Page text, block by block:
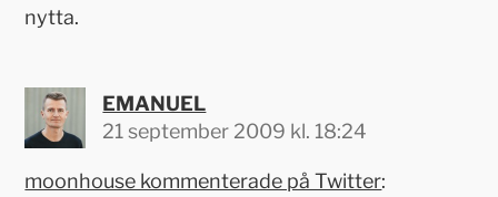
nytta.
EMANUEL
21 september 2009 kl. 18:24
moonhouse kommenterade på Twitter: